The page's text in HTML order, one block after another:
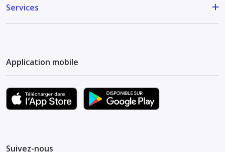
Services
Application mobile
Suivez-nous